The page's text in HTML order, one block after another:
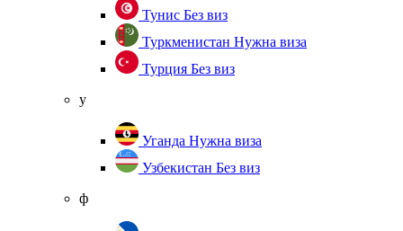
Тунис Без виз
Туркменистан Нужна виза
Турция Без виз
у
Уганда Нужна виза
Узбекистан Без виз
ф